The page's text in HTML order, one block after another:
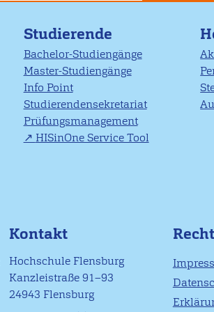
Studierende
Bachelor-Studiengänge
Master-Studiengänge
Info Point
Studierendensekretariat
Prüfungsmanagement
HISinOne Service Tool
Kontakt
Hochschule Flensburg
Kanzleistraße 91–93
24943 Flensburg